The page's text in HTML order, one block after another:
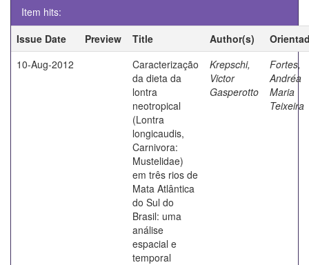
Item hits:
Issue Date
Preview Title Author(s)
10-Aug-2012
Caracterização
da dieta da
lontra
neotropical
(Lontra
longicaudis,
Carnivora:
Mustelidae)
em três rios de
Mata Atlântica
do Sul do
Brasil: uma
análise
espacial e
temporal
Krepschi,
Victor
Gasperotto
Fortes,
Andréa
Maria
Teixeira